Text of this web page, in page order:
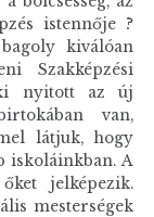
istennője ?
kiválóan
Szakképzési
nyitott az új
van,
látjuk, hogy
iskoláinkban. A
jelképezik.
mesterségek